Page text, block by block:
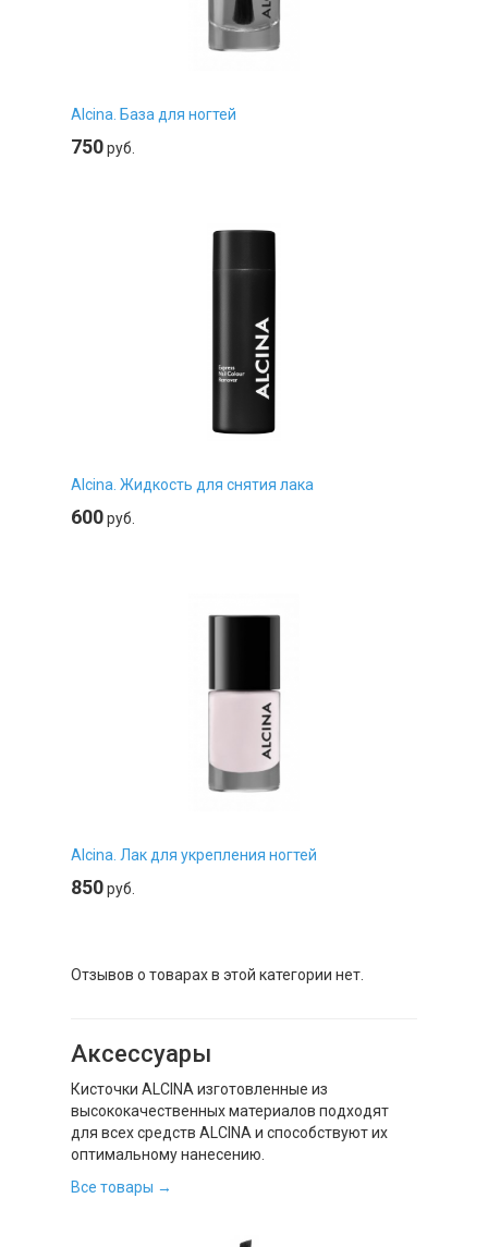
Alcina. База для ногтей
750руб.
Alcina. Жидкость для снятия лака
600руб.
Alcina. Лак для укрепления ногтей
850руб.
Отзывов о товарах в этой категории нет.
Аксессуары
Кисточки ALCINA изготовленные из
высококачественных материалов подходят
для всех средств ALCINA и способствуют их
оптимальному нанесению.
Все товары →